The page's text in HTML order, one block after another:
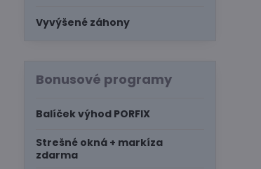
Vyvýšené záhony
Bonusové programy
Balíček výhod PORFIX
Strešné okná + markíza
zdarma